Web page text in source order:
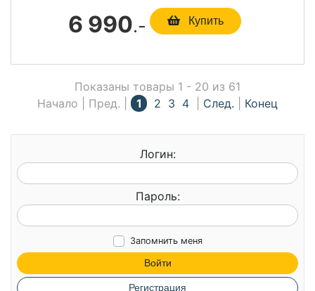
6 990.- Купить
Показаны товары 1 - 20 из 61
Начало | Пред. | 1 2 3 4| След. Конец
Логин:
Пароль:
Запомнить меня
Войти
Регистрация